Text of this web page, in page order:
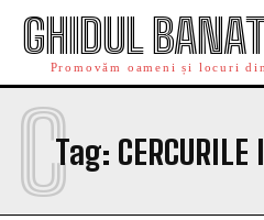
GHIDUL
Promovăm oameni și locuri
Tag:
C